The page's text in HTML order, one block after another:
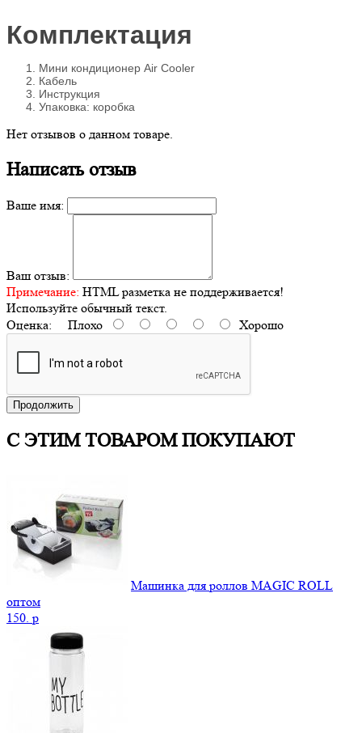
Комплектация
Мини кондиционер Air Cooler
Кабель
Инструкция
Упаковка: коробка
Нет отзывов о данном товаре.
Написать отзыв
Ваше имя:
Ваш отзыв:
Примечание: HTML разметка не поддерживается!
Используйте обычный текст.
Оценка: Плохо Хорошо
Продолжить
С ЭТИМ ТОВАРОМ ПОКУПАЮТ
Машинка для роллов MAGIC ROLL
оптом
150. p